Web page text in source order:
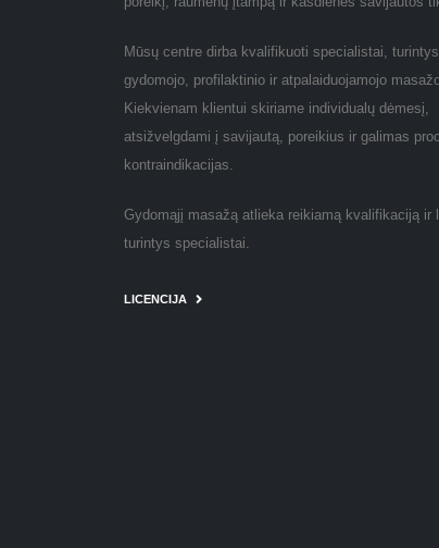
Mūsų centre dirba kvalifikuoti specialistai,
gydomojo, profilaktinio ir atpalaiduojamojo
Kiekvienam klientui skiriame individualų dėmesį,
atsižvelgdami į savijautą, poreikius ir galimas
kontraindikacijas.
Gydomąjį masažą atlieka reikiamą kvalifikaciją ir
turintys specialistai.
LICENCIJA